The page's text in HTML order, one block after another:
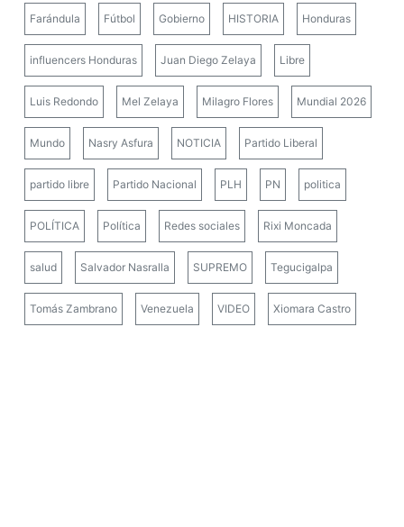
Farándula Fútbol Gobierno HISTORIA Honduras
influencers Honduras Juan Diego Zelaya Libre
Luis Redondo Mel Zelaya Milagro Flores Mundial 2026
Mundo Nasry Asfura NOTICIA Partido Liberal
partido libre Partido Nacional PLH PN politica
POLÍTICA Política Redes sociales Rixi Moncada
salud Salvador Nasralla SUPREMO Tegucigalpa
Tomás Zambrano Venezuela VIDEO Xiomara Castro